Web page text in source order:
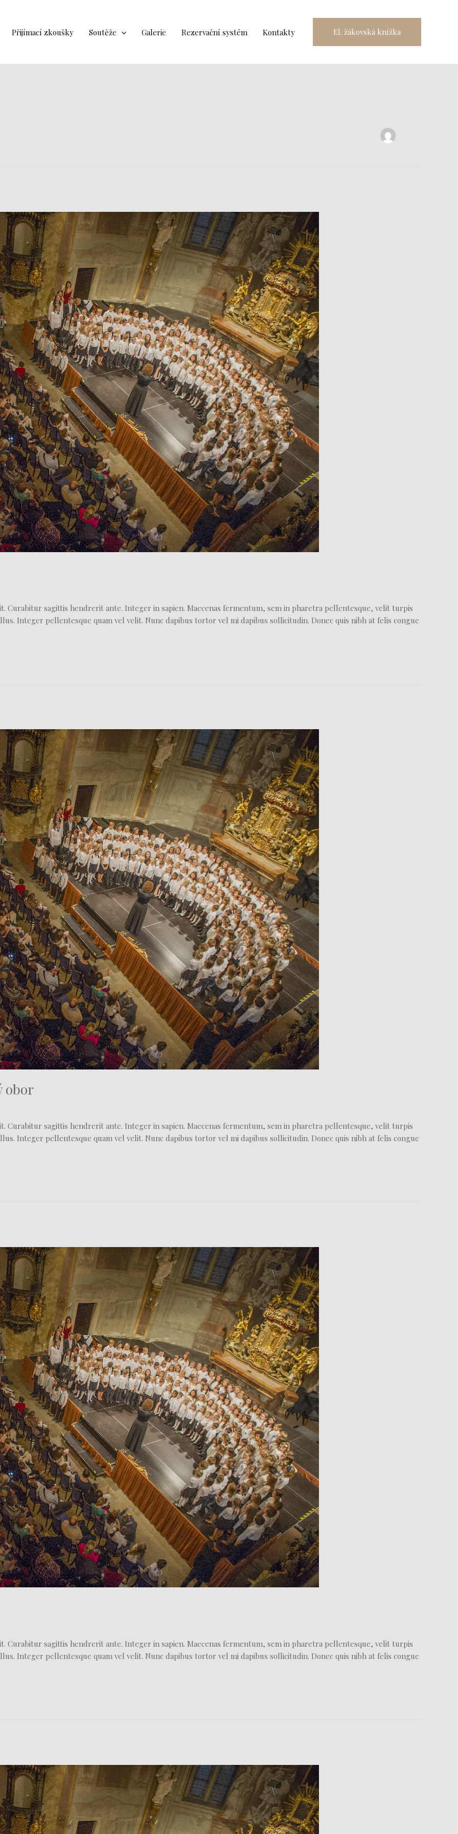
Přijímací zkoušky Soutěže Galerie Rezervační systém Kontakty El. žákovská knížka
Curabitur sagittis hendrerit ante. Integer in sapien. Maecenas fermentum, sem in pharetra pellentesque, velit turpis
Integer pellentesque quam vel velit. Nunc dapibus tortor vel mi dapibus sollicitudin. Donec quis nibh at felis congue
obor
Curabitur sagittis hendrerit ante. Integer in sapien. Maecenas fermentum, sem in pharetra pellentesque, velit turpis
Integer pellentesque quam vel velit. Nunc dapibus tortor vel mi dapibus sollicitudin. Donec quis nibh at felis congue
Curabitur sagittis hendrerit ante. Integer in sapien. Maecenas fermentum, sem in pharetra pellentesque, velit turpis
Integer pellentesque quam vel velit. Nunc dapibus tortor vel mi dapibus sollicitudin. Donec quis nibh at felis congue